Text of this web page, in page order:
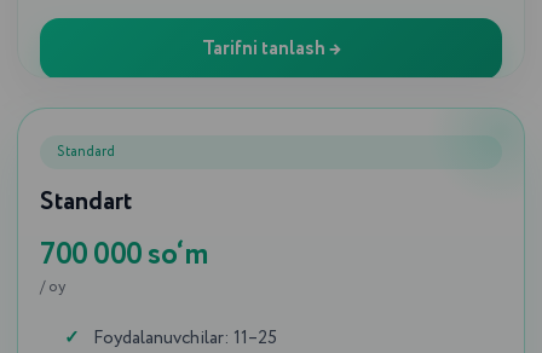
Tarifni tanlash →
Standard
Standart
700 000 so‘m
/ oy
Foydalanuvchilar: 11–25